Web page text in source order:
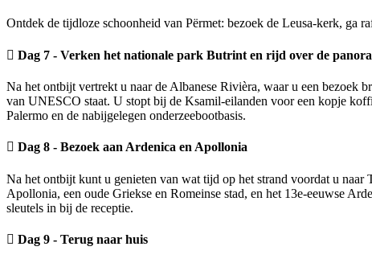
Ontdek de tijdloze schoonheid van Përmet: bezoek de Leusa-kerk, ga
Dag 7 - Verken het nationale park Butrint en rijd over de
Na het ontbijt vertrekt u naar de Albanese Rivièra, waar u een bezoek
van UNESCO staat. U stopt bij de Ksamil-eilanden voor een kopje
Palermo en de nabijgelegen onderzeebootbasis.
Dag 8 - Bezoek aan Ardenica en Apollonia
Na het ontbijt kunt u genieten van wat tijd op het strand voordat u
Apollonia, een oude Griekse en Romeinse stad, en het 13e-eeuwse
sleutels in bij de receptie.
Dag 9 - Terug naar huis